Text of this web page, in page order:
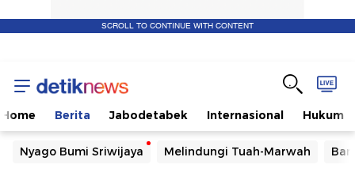
SCROLL TO CONTINUE WITH CONTENT
Home Berita Jabodetabek Internasional Hukum
Nyago Bumi Sriwijaya Melindungi Tuah-Marwah